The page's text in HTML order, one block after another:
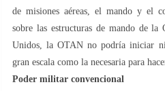
de misiones aéreas, el mando y el
sobre las estructuras de mando de
Unidos, la OTAN no podría iniciar ni
gran escala como la necesaria para
Poder militar convencional